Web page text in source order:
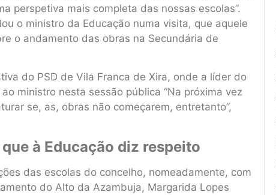
perspetiva mais completa das nossas escolas”.
o ministro da Educação numa visita, que aquele
o andamento das obras na Secundária de
do PSD de Vila Franca de Xira, onde a líder do
ministro nesta sessão pública “Na próxima vez
se, as, obras não começarem, entretanto”,
à Educação diz respeito
das escolas do concelho, nomeadamente, com
do Alto da Azambuja, Margarida Lopes